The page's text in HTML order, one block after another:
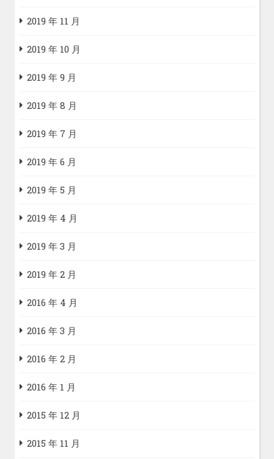
2019 年 11 月
2019 年 10 月
2019 年 9 月
2019 年 8 月
2019 年 7 月
2019 年 6 月
2019 年 5 月
2019 年 4 月
2019 年 3 月
2019 年 2 月
2016 年 4 月
2016 年 3 月
2016 年 2 月
2016 年 1 月
2015 年 12 月
2015 年 11 月